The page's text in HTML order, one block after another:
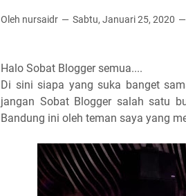
Oleh nursaidr Sabtu, Januari 25, 2020
Halo Sobat Blogger semua....
Di sini siapa yang suka banget
jangan Sobat Blogger salah satu
Bandung ini oleh teman saya yang